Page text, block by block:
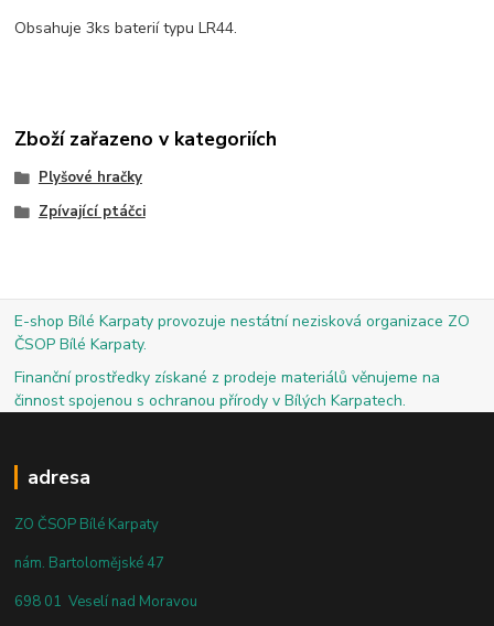
Obsahuje 3ks baterií typu LR44.
Zboží zařazeno v kategoriích
Plyšové hračky
Zpívající ptáčci
E-shop Bílé Karpaty provozuje nestátní nezisková organizace ZO
ČSOP Bílé Karpaty.
Finanční prostředky získané z prodeje materiálů věnujeme na
činnost spojenou s ochranou přírody v Bílých Karpatech.
adresa
ZO ČSOP Bílé Karpaty
nám. Bartolomějské 47
698 01 Veselí nad Moravou